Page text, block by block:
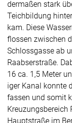
dermaßen stark
Teichbildung
kam. Diese
flossen zwischen
Schlossgasse ab
Raabserstraße.
16 ca. 1,5 Meter
iger Kanal konnte
fassen und somit
Kreuzungsbereich
Hauptstraße im